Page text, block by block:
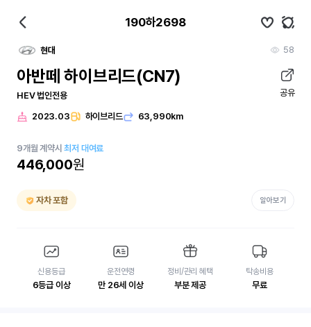
190하2698
현대 58
아반떼 하이브리드(CN7)
HEV 법인전용 공유
2023.03 하이브리드 63,990km
9개월 계약시최저 대여료
446,000원
자차 포함 알아보기
신용등급
6등급 이상
운전연령
만 26세 이상
정비/관리 혜택
부분 제공
탁송비용
무료